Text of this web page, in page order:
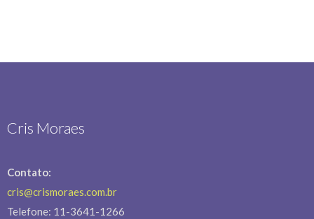
Cris Moraes
Contato:
cris@crismoraes.com.br
Telefone: 11-3641-1266